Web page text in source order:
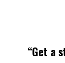
“Get a